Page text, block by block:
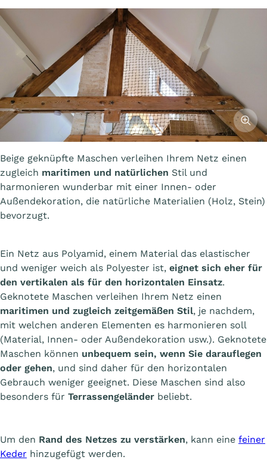
Beige geknüpfte Maschen verleihen Ihrem Netz einen
zugleich maritimen und natürlichen Stil und
harmonieren wunderbar mit einer Innen- oder
Außendekoration, die natürliche Materialien (Holz, Stein)
bevorzugt.
Ein Netz aus Polyamid, einem Material das elastischer
und weniger weich als Polyester ist, eignet sich eher für
den vertikalen als für den horizontalen Einsatz.
Geknotete Maschen verleihen Ihrem Netz einen
maritimen und zugleich zeitgemäßen Stil, je nachdem,
mit welchen anderen Elementen es harmonieren soll
(Material, Innen- oder Außendekoration usw.). Geknotete
Maschen können unbequem sein, wenn Sie darauflegen
oder gehen, und sind daher für den horizontalen
Gebrauch weniger geeignet. Diese Maschen sind also
besonders für Terrassengeländer beliebt.
Um den Rand des Netzes zu verstärken, kann eine feiner
Keder hinzugefügt werden.